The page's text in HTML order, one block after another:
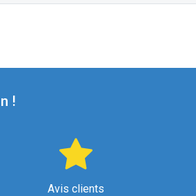
!
Avis clients